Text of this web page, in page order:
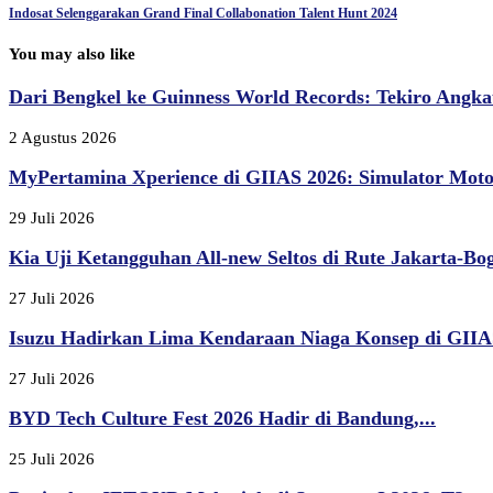
Indosat Selenggarakan Grand Final Collabonation Talent Hunt 2024
You may also like
Dari Bengkel ke Guinness World Records: Tekiro
2 Agustus 2026
MyPertamina Xperience di GIIAS 2026: Simulator
29 Juli 2026
Kia Uji Ketangguhan All-new Seltos di Rute Jakarta-
27 Juli 2026
Isuzu Hadirkan Lima Kendaraan Niaga Konsep di
27 Juli 2026
BYD Tech Culture Fest 2026 Hadir di Bandung,...
25 Juli 2026